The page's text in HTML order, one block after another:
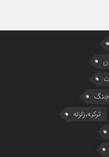
ترکیه،زلزله